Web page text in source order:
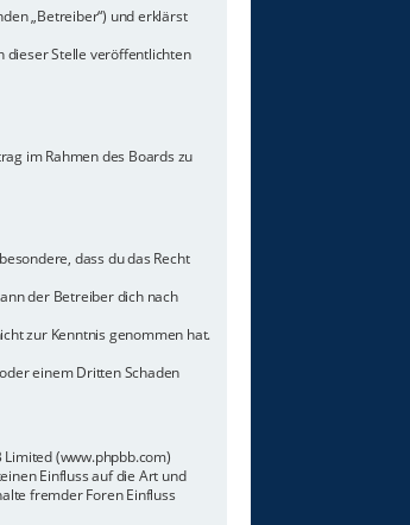
„Betreiber“) und erklärst
dieser Stelle veröffentlichten
im Rahmen des Boards zu
dass du das Recht
der Betreiber dich nach
zur Kenntnis genommen hat.
einem Dritten Schaden
Limited (www.phpbb.com)
Einfluss auf die Art und
fremder Foren Einfluss